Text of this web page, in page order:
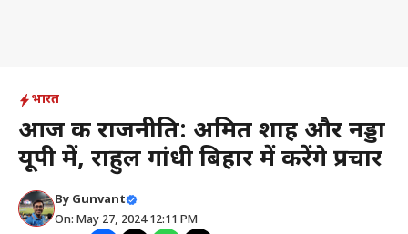
भारत
आज की राजनीति: अमित शाह और नड्डा
यूपी में, राहुल गांधी बिहार में करेंगे प्रचार
By Gunvant
On: May 27, 2024 12:11 PM